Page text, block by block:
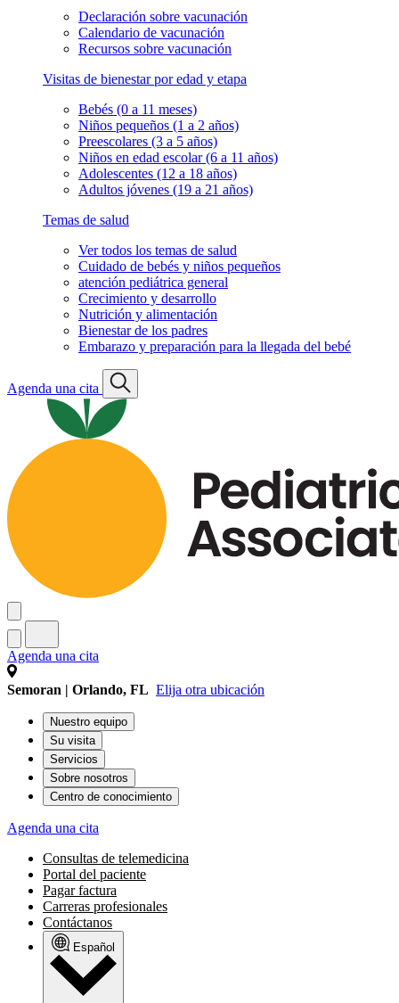
Declaración sobre vacunación
Calendario de vacunación
Recursos sobre vacunación
Visitas de bienestar por edad y etapa
Bebés (0 a 11 meses)
Niños pequeños (1 a 2 años)
Preescolares (3 a 5 años)
Niños en edad escolar (6 a 11 años)
Adolescentes (12 a 18 años)
Adultos jóvenes (19 a 21 años)
Temas de salud
Ver todos los temas de salud
Cuidado de bebés y niños pequeños
atención pediátrica general
Crecimiento y desarrollo
Nutrición y alimentación
Bienestar de los padres
Embarazo y preparación para la llegada del bebé
Agenda una cita
Agenda una cita
Semoran | Orlando, FL Elija otra ubicación
Nuestro equipo
Su visita
Servicios
Sobre nosotros
Centro de conocimiento
Agenda una cita
Consultas de telemedicina
Portal del paciente
Pagar factura
Carreras profesionales
Contáctanos
Español